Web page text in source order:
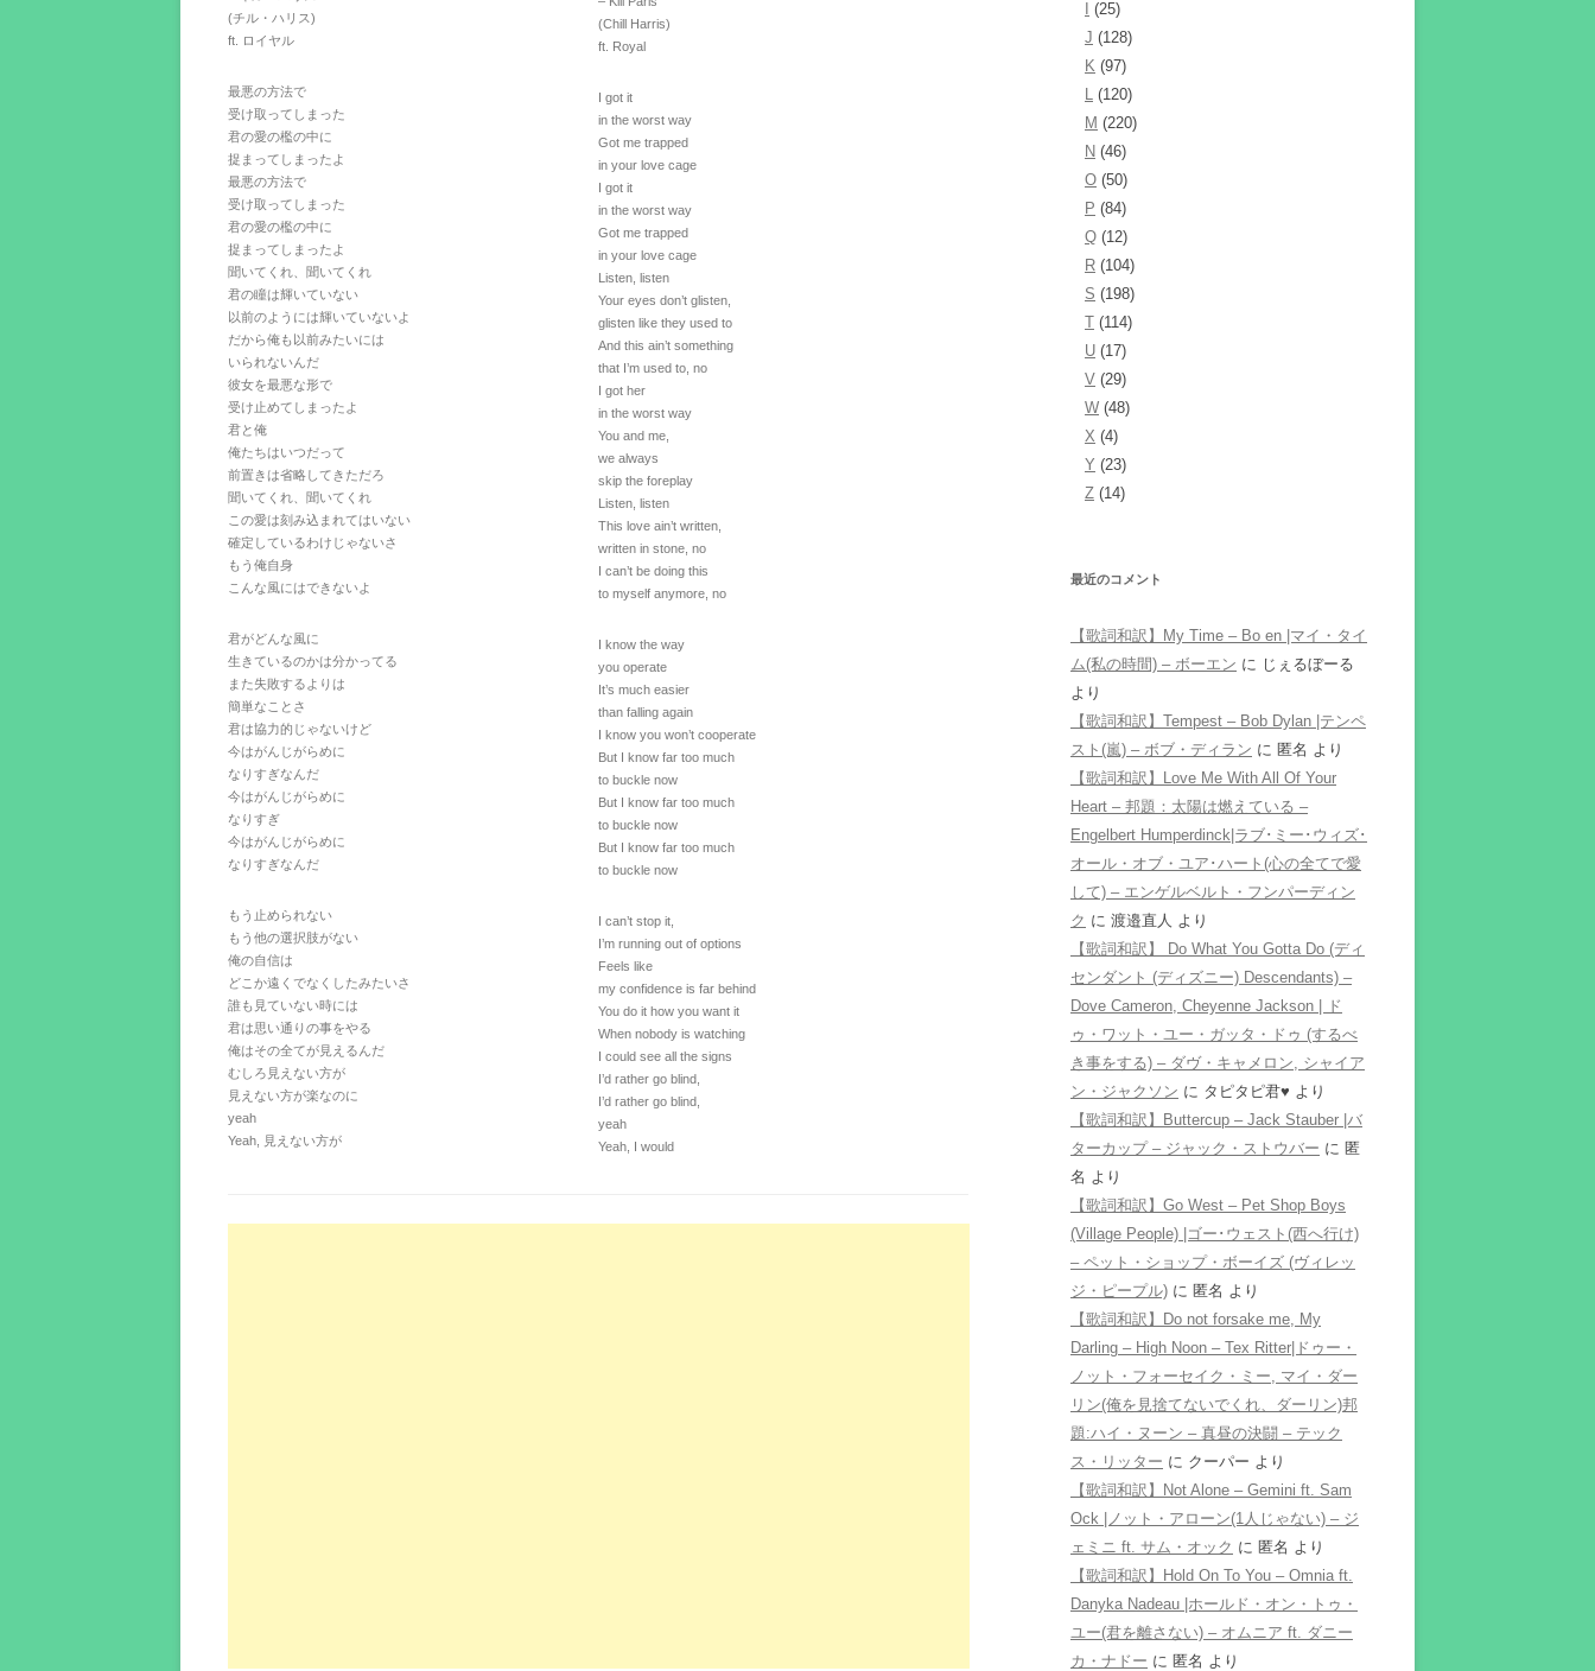
(チル・ハリス)
ft. ロイヤル
最悪の方法で
受け取ってしまった
君の愛の檻の中に
捉まってしまったよ
最悪の方法で
受け取ってしまった
君の愛の檻の中に
捉まってしまったよ
聞いてくれ、聞いてくれ
君の瞳は輝いていない
以前のようには輝いていないよ
だから俺も以前みたいには
いられないんだ
彼女を最悪な形で
受け止めてしまったよ
君と俺
俺たちはいつだって
前置きは省略してきただろ
聞いてくれ、聞いてくれ
この愛は刻み込まれてはいない
確定しているわけじゃないさ
もう俺自身
こんな風にはできないよ
君がどんな風に
生きているのかは分かってる
また失敗するよりは
簡単なことさ
君は協力的じゃないけど
今はがんじがらめに
なりすぎなんだ
今はがんじがらめに
なりすぎ
今はがんじがらめに
なりすぎなんだ
もう止められない
もう他の選択肢がない
俺の自信は
どこか遠くでなくしたみたいさ
誰も見ていない時には
君は思い通りの事をやる
俺はその全てが見えるんだ
むしろ見えない方が
見えない方が楽なのに
yeah
Yeah, 見えない方が
(Chill Harris)
ft. Royal
I got it
in the worst way
Got me trapped
in your love cage
I got it
in the worst way
Got me trapped
in your love cage
Listen, listen
Your eyes don’t glisten,
glisten like they used to
And this ain’t something
that I’m used to, no
I got her
in the worst way
You and me,
we always
skip the foreplay
Listen, listen
This love ain’t written,
written in stone, no
I can’t be doing this
to myself anymore, no
I know the way
you operate
It’s much easier
than falling again
I know you won’t cooperate
But I know far too much
to buckle now
But I know far too much
to buckle now
But I know far too much
to buckle now
I can’t stop it,
I’m running out of options
Feels like
my confidence is far behind
You do it how you want it
When nobody is watching
I could see all the signs
I’d rather go blind,
I’d rather go blind,
yeah
Yeah, I would
(25)
J (128)
K (97)
L (120)
M (220)
N (46)
O (50)
P (84)
Q (12)
R (104)
S (198)
T (114)
U (17)
V (29)
W (48)
X (4)
Y (23)
Z (14)
最近のコメント
【歌詞和訳】My Time – Bo en |マイ・タイ
ム(私の時間) – ボーエン に じぇるぼーる
より
【歌詞和訳】Tempest – Bob Dylan |テンペ
スト(嵐) – ボブ・ディラン に 匿名 より
【歌詞和訳】Love Me With All Of Your
Heart – 邦題：太陽は燃えている –
Engelbert Humperdinck|ラブ･ミー･ウィズ･
オール・オブ・ユア･ハート(心の全てで愛
して) – エンゲルベルト・フンパーディン
ク に 渡邉直人 より
【歌詞和訳】 Do What You Gotta Do (ディ
センダント (ディズニー) Descendants) –
Dove Cameron, Cheyenne Jackson | ド
ゥ・ワット・ユー・ガッタ・ドゥ (するべ
き事をする) – ダヴ・キャメロン, シャイア
ン・ジャクソン に タピタピ君♥️ より
【歌詞和訳】Buttercup – Jack Stauber |バ
ターカップ – ジャック・ストウバー に 匿
名 より
【歌詞和訳】Go West – Pet Shop Boys
(Village People) |ゴー･ウェスト(西へ行け)
– ペット・ショップ・ボーイズ (ヴィレッ
ジ・ピープル) に 匿名 より
【歌詞和訳】Do not forsake me, My
Darling – High Noon – Tex Ritter|ドゥー・
ノット・フォーセイク・ミー, マイ・ダー
リン(俺を見捨てないでくれ、ダーリン)邦
題:ハイ・ヌーン – 真昼の決闘 – テック
ス・リッター に クーパー より
【歌詞和訳】Not Alone – Gemini ft. Sam
Ock |ノット・アローン(1人じゃない) – ジ
ェミニ ft. サム・オック に 匿名 より
【歌詞和訳】Hold On To You – Omnia ft.
Danyka Nadeau |ホールド・オン・トゥ・
ユー(君を離さない) – オムニア ft. ダニー
カ・ナドー に 匿名 より